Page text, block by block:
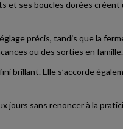
et ses boucles dorées créent
précis, tandis que la
ou des sorties en famille.
brillant. Elle s’accorde
jours sans renoncer à la